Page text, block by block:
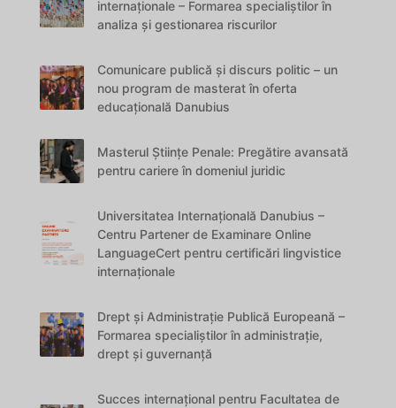
internaționale – Formarea specialiștilor în
analiza și gestionarea riscurilor
Comunicare publică și discurs politic – un
nou program de masterat în oferta
educațională Danubius
Masterul Științe Penale: Pregătire avansată
pentru cariere în domeniul juridic
Universitatea Internațională Danubius –
Centru Partener de Examinare Online
LanguageCert pentru certificări lingvistice
internaționale
Drept și Administrație Publică Europeană –
Formarea specialiștilor în administrație,
drept și guvernanță
Succes internațional pentru Facultatea de